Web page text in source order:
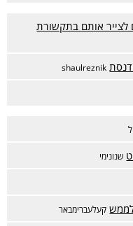
אותם בתקשורת
shaulreznik
שנונימי
קעלעברימבאר